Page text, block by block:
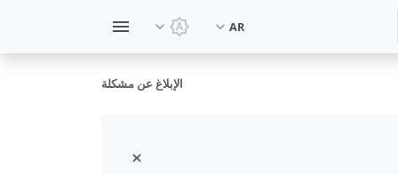
AR تبديل السمة: سمة النظام
الإبلاغ عن مشكلة